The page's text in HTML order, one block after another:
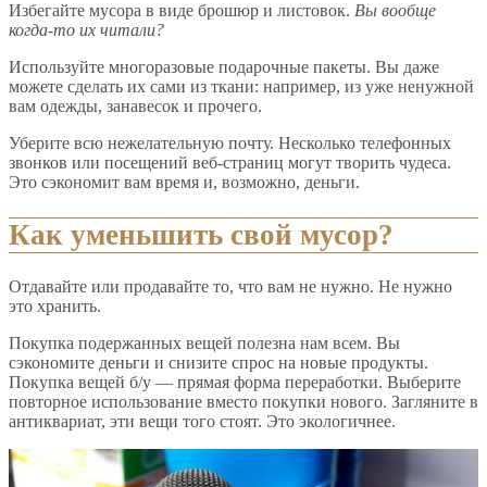
Избегайте мусора в виде брошюр и листовок. Вы вообще
когда-то их читали?
Используйте многоразовые подарочные пакеты. Вы даже
можете сделать их сами из ткани: например, из уже ненужной
вам одежды, занавесок и прочего.
Уберите всю нежелательную почту. Несколько телефонных
звонков или посещений веб-страниц могут творить чудеса.
Это сэкономит вам время и, возможно, деньги.
Как уменьшить свой мусор?
Отдавайте или продавайте то, что вам не нужно. Не нужно
это хранить.
Покупка подержанных вещей полезна нам всем. Вы
сэкономите деньги и снизите спрос на новые продукты.
Покупка вещей б/у — прямая форма переработки. Выберите
повторное использование вместо покупки нового. Загляните в
антиквариат, эти вещи того стоят. Это экологичнее.